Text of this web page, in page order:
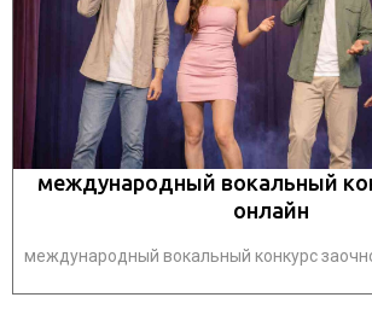
международный вокальный
онлайн
международный вокальный конкурс заочно